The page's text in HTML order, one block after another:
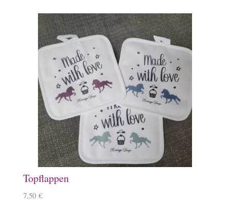
Topflappen
7,50 €